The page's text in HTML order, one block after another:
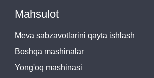
Mahsulot
Meva sabzavotlarini qayta ishlash
Boshqa mashinalar
Yong'oq mashinasi